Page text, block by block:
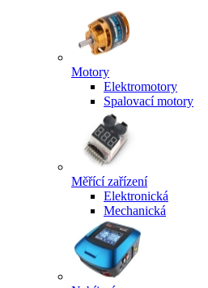
Motory
Elektromotory
Spalovací motory
Měřící zařízení
Elektronická
Mechanická